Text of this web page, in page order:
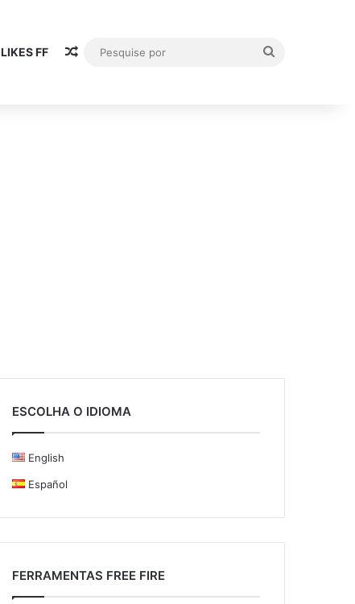
LIKES FF Artigo aleatório
ESCOLHA O IDIOMA
English
Español
FERRAMENTAS FREE FIRE